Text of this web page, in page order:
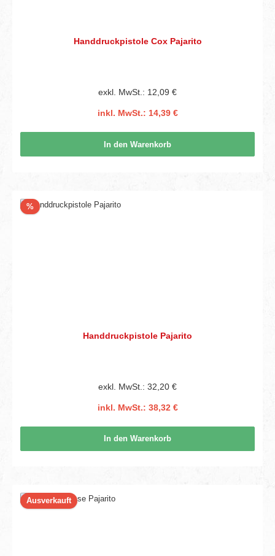
Handdruckpistole Cox Pajarito
exkl. MwSt.: 12,09 €
inkl. MwSt.: 14,39 €
In den Warenkorb
%Rabatt
Handdruckpistole Pajarito
exkl. MwSt.: 32,20 €
inkl. MwSt.: 38,32 €
In den Warenkorb
Ausverkauft